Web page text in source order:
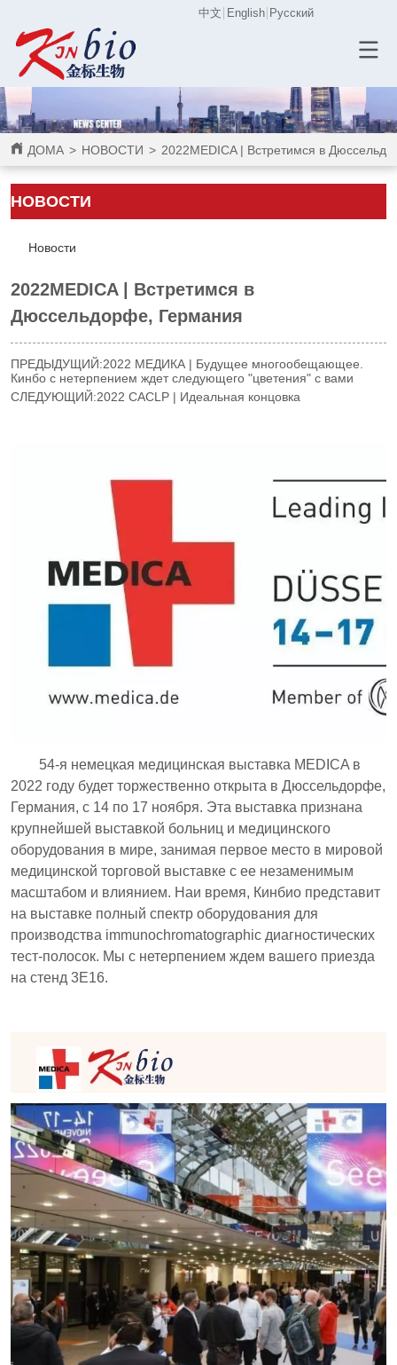
中文 English Русский
ДОМА > НОВОСТИ > 2022MEDICA | Встретимся в
НОВОСТИ
Новости
2022MEDICA | Встретимся в
Дюссельдорфе, Германия
ПРЕДЫДУЩИЙ:2022 МЕДИКА | Будущее многообещающее.
Кинбо с нетерпением ждет следующего "цветения" с вами
СЛЕДУЮЩИЙ:2022 CACLP | Идеальная концовка